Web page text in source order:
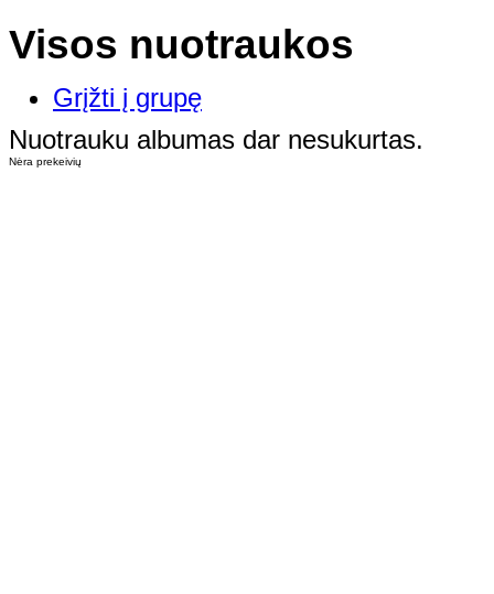
Visos nuotraukos
Grįžti į grupę
Nuotrauku albumas dar nesukurtas.
Nėra prekeivių